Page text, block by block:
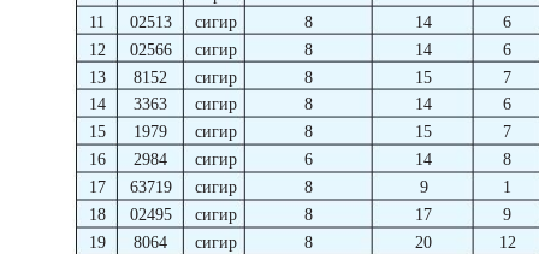
11
02513 сигир 8 14
6
12
02566 сигир 8 14
6
13
8152 сигир 8 15
7
14
3363 сигир 8 14
6
15
1979 сигир 8 15
7
16
2984 сигир 6 14
8
17
63719 сигир 8 9
1
18
02495 сигир 8 17
9
19
8064 сигир 8 20 12